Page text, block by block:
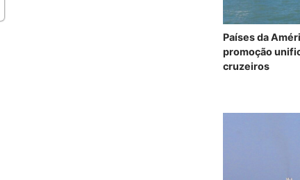
Países da
promoção
cruzeiros